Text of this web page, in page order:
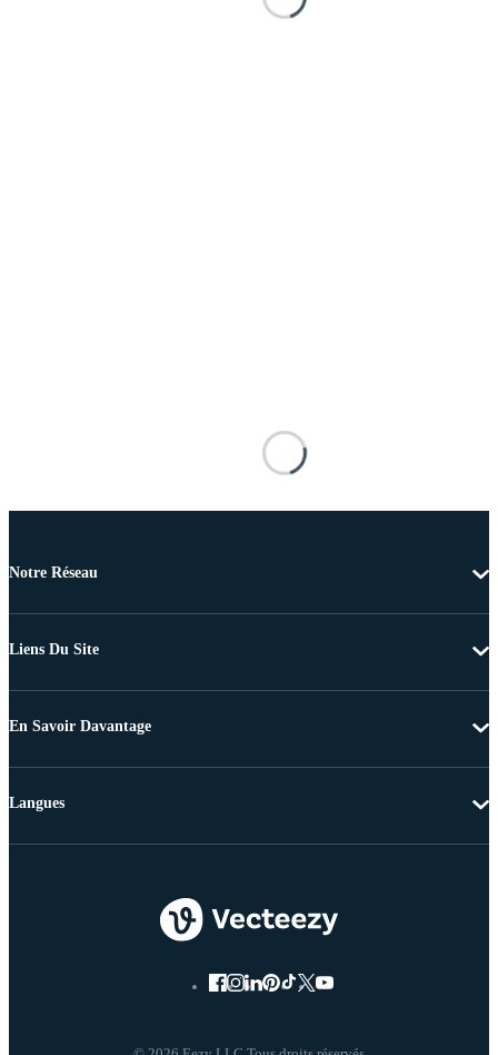
Notre Réseau
Liens Du Site
En Savoir Davantage
Langues